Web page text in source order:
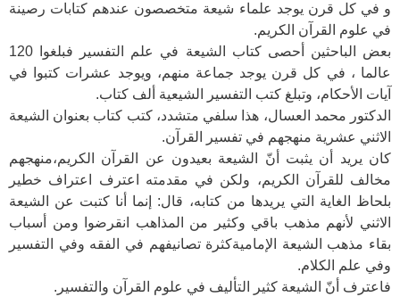
و في كل قرن يوجد علماء شيعة متخصصون عندهم كتابات رصينة
في علوم القرآن الكريم.
بعض الباحثين أحصى كتاب الشيعة في علم التفسير فبلغوا 120
عالما ، في كل قرن يوجد جماعة منهم، ويوجد عشرات كتبوا في
آيات الأحكام، وتبلغ كتب التفسير الشيعية ألف كتاب.
الدكتور محمد العسال، هذا سلفي متشدد، كتب كتاب بعنوان الشيعة
الاثني عشرية منهجهم في تفسير القرآن.
كان يريد أن يثبت أنّ الشيعة بعيدون عن القرآن الكريم،منهجهم
مخالف للقرآن الكريم، ولكن في مقدمته اعترف اعتراف خطير
بلحاظ الغاية التي يريدها من كتابه، قال: إنما أنا كتبت عن الشيعة
الاثني لأنهم مذهب باقي وكثير من المذاهب انقرضوا ومن أسباب
بقاء مذهب الشيعة الإماميةكثرة تصانيفهم في الفقه وفي التفسير
وفي علم الكلام.
فاعترف أنّ الشيعة كثير التأليف في علوم القرآن والتفسير.